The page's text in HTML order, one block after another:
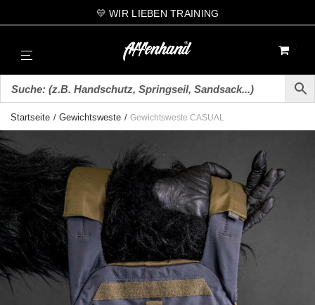
💛 WIR LIEBEN TRAINING
Startseite / Gewichtsweste / Gewichtsweste CASUAL